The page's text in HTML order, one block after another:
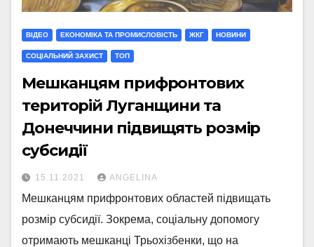
ВІДЕО ЕКОНОМІКА ТА ПРОМИСЛОВІСТЬ ЖКГ НОВИНИ
СОЦІАЛЬНИЙ ЗАХИСТ ТОП
Мешканцям прифронтових
територій Луганщини та
Донеччини підвищять розмір
субсидії
15.11.2021 ANGELINA
Мешканцям прифронтових областей підвищать
розмір субсидії. Зокрема, соціальну допомогу
отримають мешканці Трьохізбенки, що на